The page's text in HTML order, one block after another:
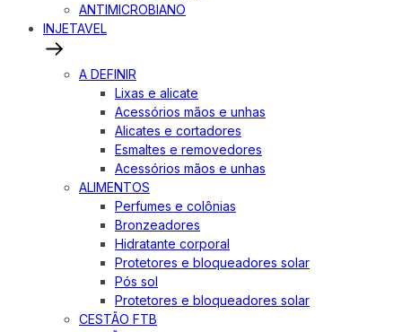
ANTIMICROBIANO
INJETAVEL
A DEFINIR
Lixas e alicate
Acessórios mãos e unhas
Alicates e cortadores
Esmaltes e removedores
Acessórios mãos e unhas
ALIMENTOS
Perfumes e colônias
Bronzeadores
Hidratante corporal
Protetores e bloqueadores solar
Pós sol
Protetores e bloqueadores solar
CESTÃO FTB